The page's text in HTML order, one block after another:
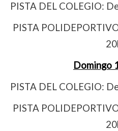
PISTA DEL COLEGIO:
PISTA
Domingo
PISTA DEL COLEGIO:
PISTA